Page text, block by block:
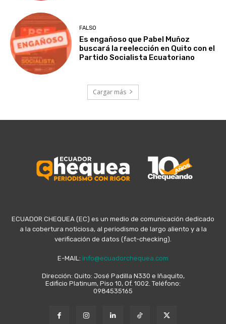
FALSO
Es engañoso que Pabel Muñoz
buscará la reelección en Quito con el
Partido Socialista Ecuatoriano
Cargar más
ECUADOR CHEQUEA (EC) es un medio de comunicación dedicado
a la cobertura noticiosa, al periodismo de largo aliento y a la
verificación de datos (fact-checking).
E-MAIL: info@ecuadorchequea.com
Dirección: Quito: José Padilla N330 e Iñaquito,
Edificio Platinum, Piso 10, Of. 1002. Teléfono:
0984535165